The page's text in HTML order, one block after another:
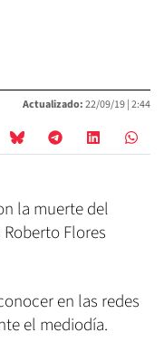
Actualizado:22/09/19 |2:44
la muerte del
Flores
en las redes
el mediodía.